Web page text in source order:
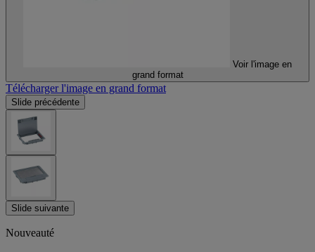
Voir l'image en
grand format
Télécharger l'image en grand format
Slide précédente
Slide suivante
Nouveauté